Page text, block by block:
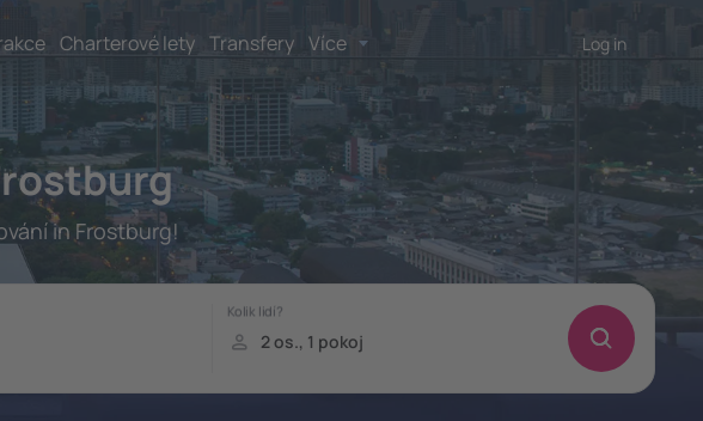
Charterové lety Transfery Více Log in
in Frostburg!